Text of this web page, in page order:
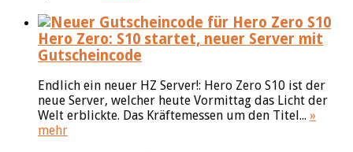
Hero Zero: S10 startet, neuer Server mit
Gutscheincode
Endlich ein neuer HZ Server!: Hero Zero S10 ist der
neue Server, welcher heute Vormittag das Licht der
Welt erblickte. Das Kräftemessen um den Titel... »
mehr